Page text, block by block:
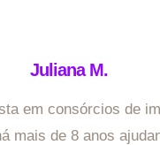
Juliana M.
em consórcios de
mais de 8 anos